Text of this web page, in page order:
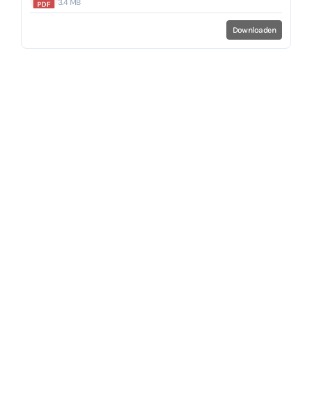
3.4 MB
Downloaden